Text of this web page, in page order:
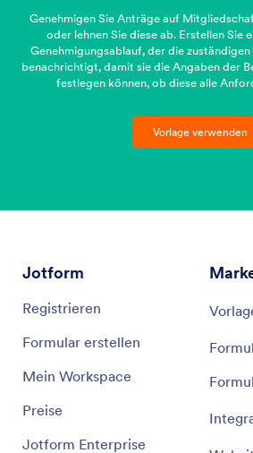
Genehmigen Sie Anträge auf
oder lehnen Sie diese ab. Erstellen Sie
Genehmigungsablauf, der die
benachrichtigt, damit sie die Angaben der
festlegen können, ob diese alle
Vorlage verwenden
Jotform
Registrieren
Formular erstellen
Mein Workspace
Preise
Jotform Enterprise